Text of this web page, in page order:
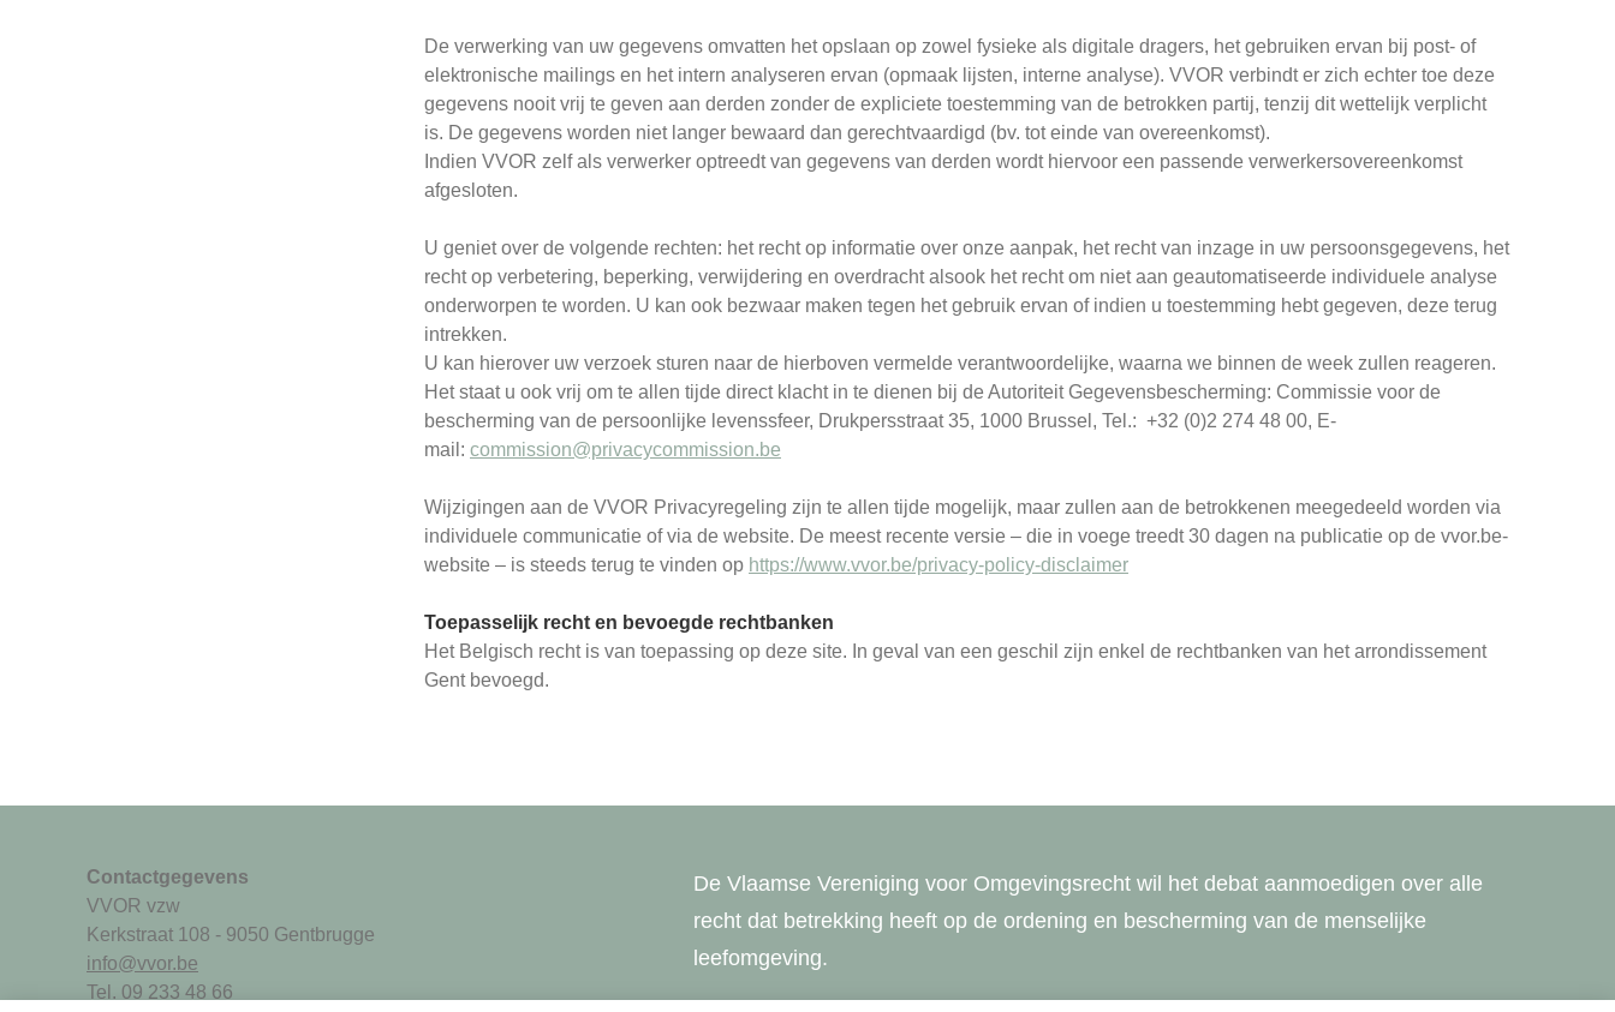
De verwerking van uw gegevens omvatten het opslaan op zowel fysieke als digitale dragers, het gebruiken ervan bij post- of
elektronische mailings en het intern analyseren ervan (opmaak lijsten, interne analyse). VVOR verbindt er zich echter toe deze
gegevens nooit vrij te geven aan derden zonder de expliciete toestemming van de betrokken partij, tenzij dit wettelijk verplicht
is. De gegevens worden niet langer bewaard dan gerechtvaardigd (bv. tot einde van overeenkomst).
Indien VVOR zelf als verwerker optreedt van gegevens van derden wordt hiervoor een passende verwerkersovereenkomst
afgesloten.
U geniet over de volgende rechten: het recht op informatie over onze aanpak, het recht van inzage in uw persoonsgegevens, het
recht op verbetering, beperking, verwijdering en overdracht alsook het recht om niet aan geautomatiseerde individuele analyse
onderworpen te worden. U kan ook bezwaar maken tegen het gebruik ervan of indien u toestemming hebt gegeven, deze terug
intrekken.
U kan hierover uw verzoek sturen naar de hierboven vermelde verantwoordelijke, waarna we binnen de week zullen reageren.
Het staat u ook vrij om te allen tijde direct klacht in te dienen bij de Autoriteit Gegevensbescherming: Commissie voor de
bescherming van de persoonlijke levenssfeer, Drukpersstraat 35, 1000 Brussel, Tel.: +32 (0)2 274 48 00, E-
mail: commission@privacycommission.be
Wijzigingen aan de VVOR Privacyregeling zijn te allen tijde mogelijk, maar zullen aan de betrokkenen meegedeeld worden via
individuele communicatie of via de website. De meest recente versie – die in voege treedt 30 dagen na publicatie op de vvor.be-
website – is steeds terug te vinden op https://www.vvor.be/privacy-policy-disclaimer
Toepasselijk recht en bevoegde rechtbanken
Het Belgisch recht is van toepassing op deze site. In geval van een geschil zijn enkel de rechtbanken van het arrondissement
Gent bevoegd.
Contactgegevens
VVOR vzw
Kerkstraat 108 - 9050 Gentbrugge
info@vvor.be
Tel. 09 233 48 66
De Vlaamse Vereniging voor Omgevingsrecht wil het debat aanmoedigen over alle
recht dat betrekking heeft op de ordening en bescherming van de menselijke
leefomgeving.